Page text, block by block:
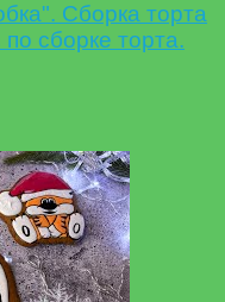
Сборка торта
сборке торта.